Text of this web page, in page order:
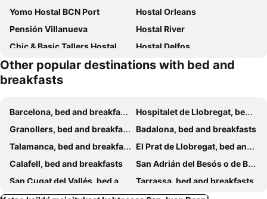
Yomo Hostal BCN Port
Hostal Orleans
Pensión Villanueva
Hostal River
Chic & Basic Tallers Hostal
Hostal Delfos
Pensión Peiró
Hostal Portugal
Mihlton Barcelona Boutique B&B
Blanc Guesthouse
Amfores Boutique Guest House
Enzo Fira Guest House
Hostal Balmes Centro
Hostal Barcelona
Hostal Apolo
Rooms Flor
Amistat City Hostel Barcelona
Hostal LK
Nuevo Balmes Habitaciones
Other popular destinations with bed and
breakfasts
Barcelona, bed and breakfasts
Hospitalet de Llobregat, bed and breakfasts
Granollers, bed and breakfasts
Badalona, bed and breakfasts
Talamanca, bed and breakfasts
El Prat de Llobregat, bed and breakfasts
Calafell, bed and breakfasts
San Adrián del Besós o de Besós, bed and breakfasts
San Cugat del Vallés, bed and breakfasts
Tarrassa, bed and breakfasts